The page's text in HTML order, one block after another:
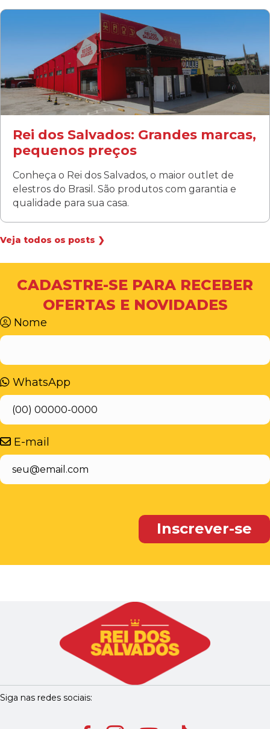
Fanny
Rua Albino Beatriz, 100 - Fanny, Curitiba –PR
Segunda a sábado: 09h00 às 19h00
Domingo: FECHADA
ÚLTIMOS DIAS DE LIQUIDAÇÃO!
(41) 3411-1754
(41) 99249-4620
Rei dos Salvados: Grandes marcas,
pequenos preços
Conheça o Rei dos Salvados, o maior outlet de
elestros do Brasil. São produtos com garantia e
qualidade para sua casa.
Veja todos os posts ❯
CADASTRE-SE PARA RECEBER
OFERTAS E NOVIDADES
Nome
WhatsApp
E-mail
Siga nas redes sociais: